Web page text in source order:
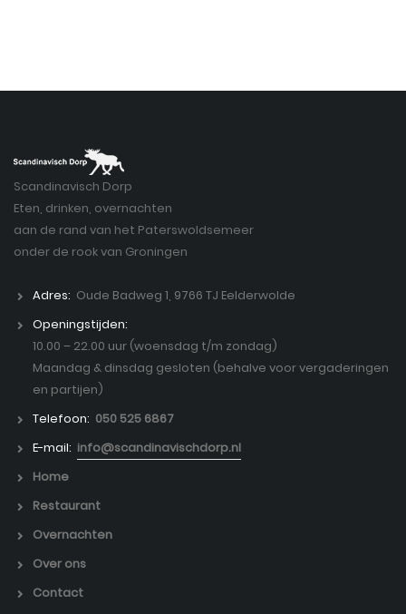
Scandinavisch Dorp
Eten, drinken, overnachten
aan de rand van het Paterswoldsemeer
onder de rook van Groningen
Adres: Oude Badweg 1, 9766 TJ Eelderwolde
Openingstijden:
10.00 – 22.00 uur (woensdag t/m zondag)
Maandag & dinsdag gesloten (behalve voor vergaderingen
en partijen)
Telefoon: 050 525 6867
E-mail: info@scandinavischdorp.nl
Home
Restaurant
Overnachten
Over ons
Contact